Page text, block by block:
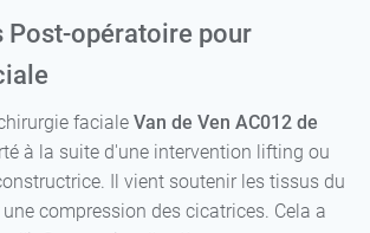
Post-opératoire pour
faciale Van de Ven AC012 de
à la suite d'une intervention lifting ou
Il vient soutenir les tissus du
compression des cicatrices. Cela a